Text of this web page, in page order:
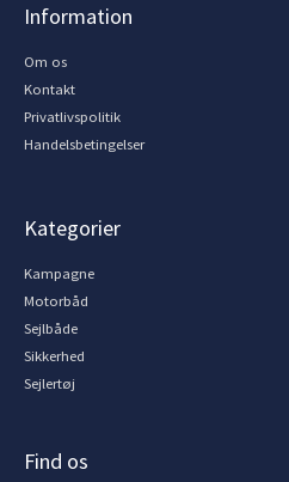
Information
Om os
Kontakt
Privatlivspolitik
Handelsbetingelser
Kategorier
Kampagne
Motorbåd
Sejlbåde
Sikkerhed
Sejlertøj
Find os